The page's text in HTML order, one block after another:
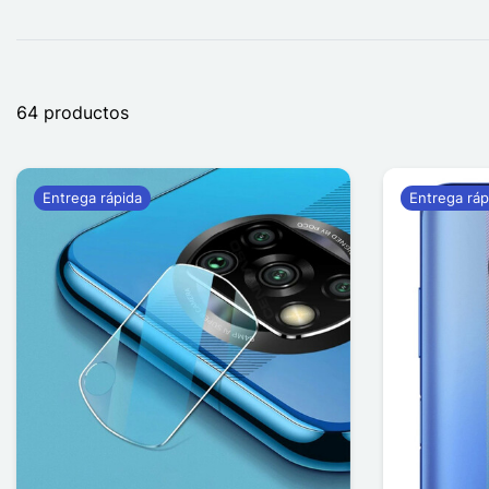
64 productos
Entrega rápida Entrega